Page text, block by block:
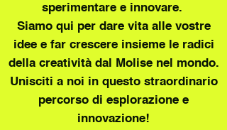
sperimentare e innovare.
Siamo qui per dare vita alle vostre
idee e far crescere insieme le radici
della creatività dal Molise nel mondo.
Unisciti a noi in questo straordinario
percorso di esplorazione e
innovazione!